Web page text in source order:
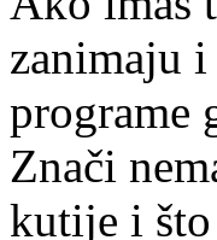
zanimaju
programe
Znači
kutije i što